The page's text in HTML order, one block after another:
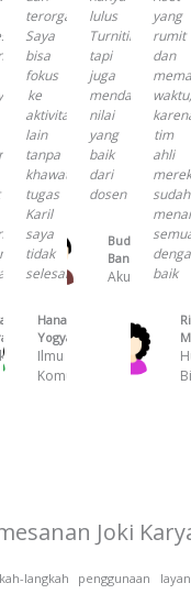
terorganisir.
Saya
bisa
fokus
ke
aktivitas
lain
tanpa
khawatir
tugas
Karil
saya
tidak
selesai
Hana,
Yogyakarta
Ilmu
Komunikasi
lulus
Turnitin,
tapi
juga
mendapat
nilai
yang
baik
dari
dosen
Budi,
Bandung
Akuntansi
yang
rumit
dan
waktu,
tim
ahli
sudah
baik
Joki
langkah penggunaan